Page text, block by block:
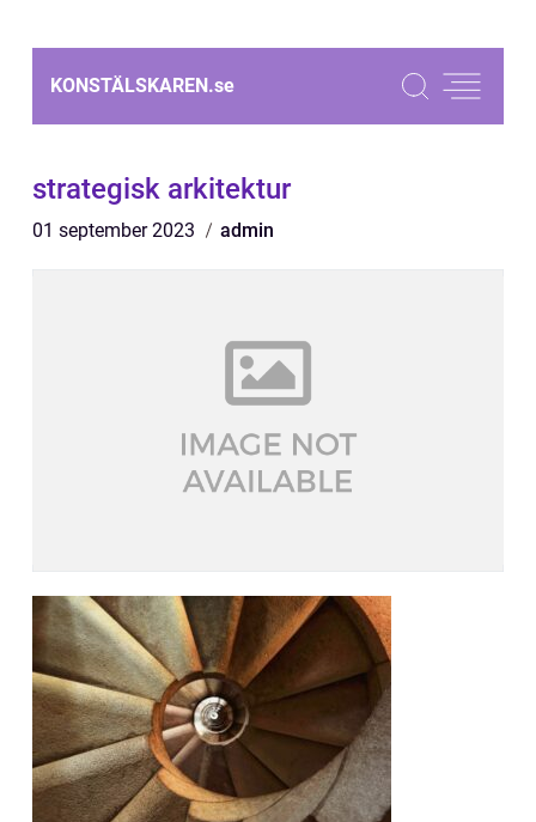
KONSTÄLSKAREN.se
strategisk arkitektur
01 september 2023 admin